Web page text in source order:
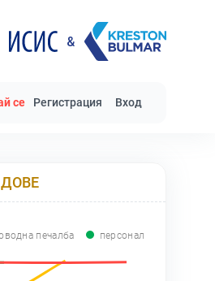
се Регистрация Вход
печалба персонал